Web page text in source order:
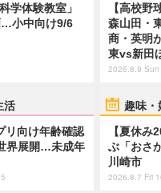
学体験教室」
…小中向け9/6
【高校野
森山田・
商・英明
東vs新田
2026.8.9 Sun
活
リ向け年齢確認
界展開…未成年
趣味・
【夏休み
ぶ「おさ
川崎市
2026.8.7 Fri